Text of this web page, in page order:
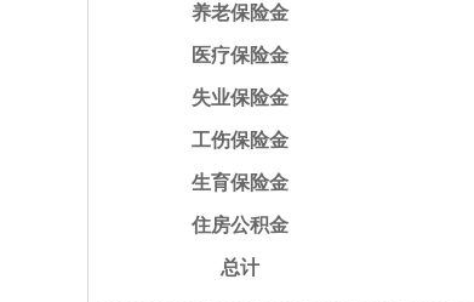
养老保险金
医疗保险金
失业保险金
工伤保险金
生育保险金
住房公积金
总计